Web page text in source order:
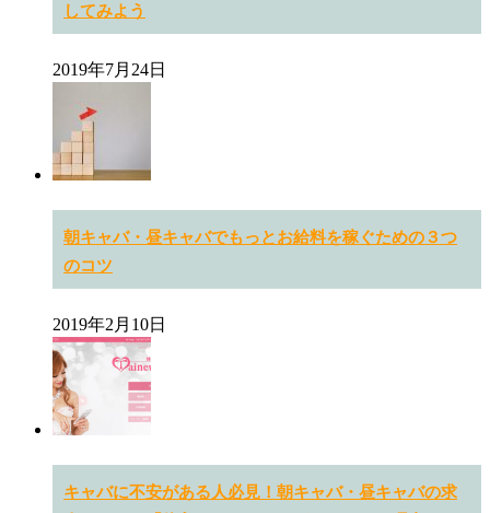
してみよう
2019年7月24日
朝キャバ・昼キャバでもっとお給料を稼ぐための３つ
のコツ
2019年2月10日
キャバに不安がある人必見！朝キャバ・昼キャバの求